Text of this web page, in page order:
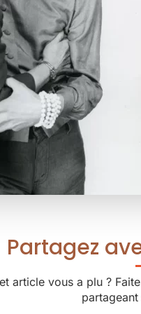
Partagez
article vous a plu ?